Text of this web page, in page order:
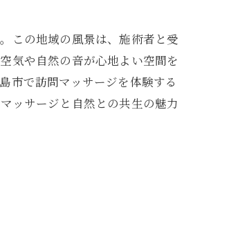
この地域の風景は、施術者と受
気や自然の音が心地よい空間を
市で訪問マッサージを体験する
ッサージと自然との共生の魅力